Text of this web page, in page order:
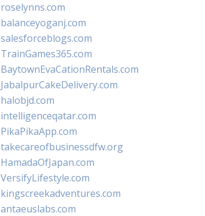
roselynns.com
balanceyoganj.com
salesforceblogs.com
TrainGames365.com
BaytownEvaCationRentals.com
JabalpurCakeDelivery.com
halobjd.com
intelligenceqatar.com
PikaPikaApp.com
takecareofbusinessdfw.org
HamadaOfJapan.com
VersifyLifestyle.com
kingscreekadventures.com
antaeuslabs.com